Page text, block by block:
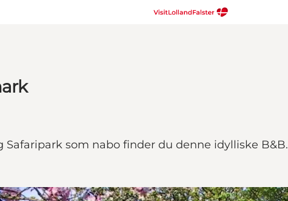
som nabo finder du denne idylliske B&B.